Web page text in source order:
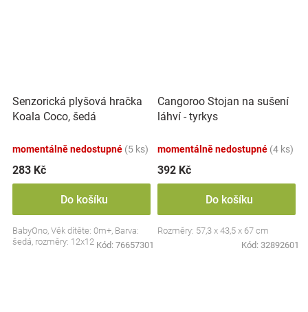
Senzorická plyšová hračka
Koala Coco, šedá
momentálně nedostupné (5 ks)
283 Kč
Do košíku
BabyOno, Věk dítěte: 0m+, Barva:
šedá, rozměry: 12x12 cm.
Kód: 76657301
Cangoroo Stojan na sušení
láhví - tyrkys
momentálně nedostupné (4 ks)
392 Kč
Do košíku
Rozměry: 57,3 x 43,5 x 67 cm
Kód: 32892601